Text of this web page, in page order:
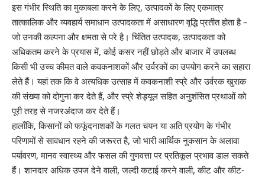
इस गंभीर स्थिति का मुकाबला करने के लिए, उत्पादकों के लिए एकमात्र
तात्कालिक और व्यवहार्य समाधान उत्पादकता में असाधारण वृद्धि प्रतीत होता है –
जो उनकी कल्पना और क्षमता से परे है। चिंतित उत्पादक, उत्पादकता को
अधिकतम करने के प्रयास में, कोई कसर नहीं छोड़ते और बाजार में उपलब्ध
किसी भी उच्च कीमत वाले कवकनाशकों और उर्वरकों का उपयोग करने का सहारा
लेते हैं। यहां तक ​​कि वे अत्यधिक उत्साह में कवकनाशी स्प्रे और उर्वरक खुराक
की संख्या को दोगुना कर देते हैं, और स्प्रे शेड्यूल सहित अनुशंसित प्रथाओं को
पूरी तरह से नजरअंदाज कर देते हैं।
हालाँकि, किसानों को फफूंदनाशकों के गलत चयन या अति प्रयोग के गंभीर
परिणामों से सावधान रहने की जरूरत है, जो भारी आर्थिक नुकसान के अलावा
पर्यावरण, मानव स्वास्थ्य और फसल की गुणवत्ता पर प्रतिकूल प्रभाव डाल सकते
हैं। शानदार अधिक उपज देने वाली, जल्दी कटाई करने वाली, कीट और कीट-